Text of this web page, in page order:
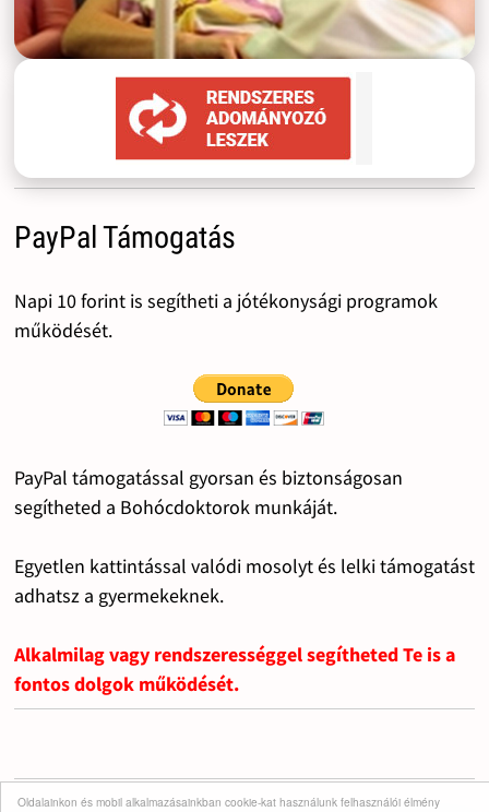
Oldalainkon és mobil alkalmazásainkban cookie-kat használunk felhasználói élmény
PayPal Támogatás
Napi 10 forint is segítheti a jótékonysági programok
működését.
PayPal támogatással gyorsan és biztonságosan
segítheted a Bohócdoktorok munkáját.
Egyetlen kattintással valódi mosolyt és lelki támogatást
adhatsz a gyermekeknek.
Alkalmilag vagy rendszerességgel segítheted Te is a
fontos dolgok működését.